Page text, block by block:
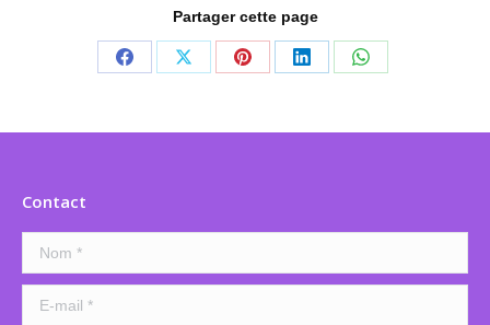
Partager cette page
Partager
Facebook
Partager
X
Partager
Pinterest
Partager
LinkedIn
Partager
WhatsApp
Contact
Nom *
E-mail *